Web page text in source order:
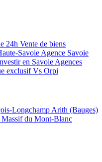
24h Vente de biens
Savoie Agence Savoie
en Savoie Agences
exclusifVs Orpi
Longchamp Arith (Bauges)
Massif du Mont-Blanc